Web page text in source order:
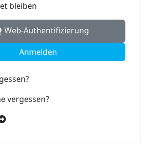
bleiben
Web-Authentifizierung
Anmelden
vergessen?